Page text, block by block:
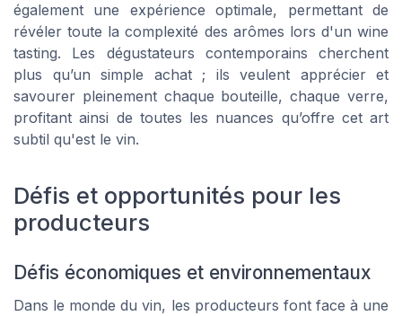
également une expérience optimale, permettant de
révéler toute la complexité des arômes lors d'un wine
tasting. Les dégustateurs contemporains cherchent
plus qu’un simple achat ; ils veulent apprécier et
savourer pleinement chaque bouteille, chaque verre,
profitant ainsi de toutes les nuances qu’offre cet art
subtil qu'est le vin.
Défis et opportunités pour les
producteurs
Défis économiques et environnementaux
Dans le monde du vin, les producteurs font face à une